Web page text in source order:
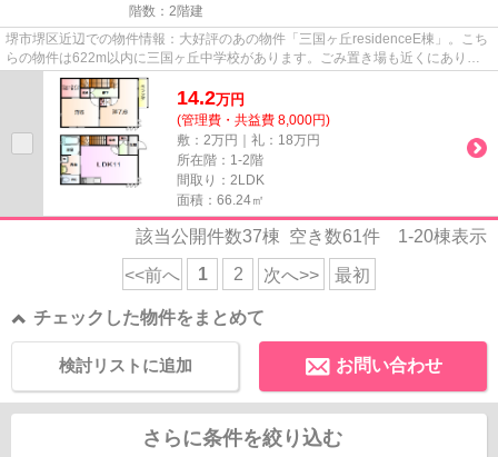
階数：2階建
堺市堺区近辺での物件情報：大好評のあの物件「三国ヶ丘residenceE棟」。こち
らの物件は622m以内に三国ヶ丘中学校があります。ごみ置き場も近くにあり、
使い勝手もいいです。令和6年に...
14.2万円
(管理費・共益費 8,000円)
敷：2万円｜礼：18万円
所在階：1-2階
間取り：2LDK
面積：66.24㎡
該当公開件数37棟 空き数61件 1-20棟表示
<<前へ 1 2 次へ>> 最初
チェックした物件をまとめて
お問い合わせ
検討リストに追加
さらに条件を絞り込む